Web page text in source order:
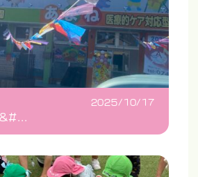
2025/10/17